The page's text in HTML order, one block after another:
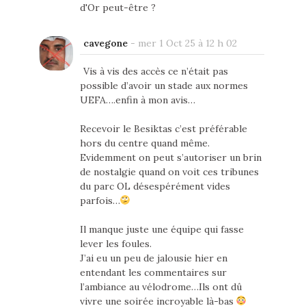
d'Or peut-être ?
cavegone- mer 1 Oct 25 à 12 h 02
Vis à vis des accès ce n’était pas
possible d’avoir un stade aux normes
UEFA….enfin à mon avis…
Recevoir le Besiktas c’est préférable
hors du centre quand même.
Evidemment on peut s’autoriser un brin
de nostalgie quand on voit ces tribunes
du parc OL désespérément vides
parfois…
Il manque juste une équipe qui fasse
lever les foules.
J’ai eu un peu de jalousie hier en
entendant les commentaires sur
l’ambiance au vélodrome…Ils ont dû
vivre une soirée incroyable là-bas